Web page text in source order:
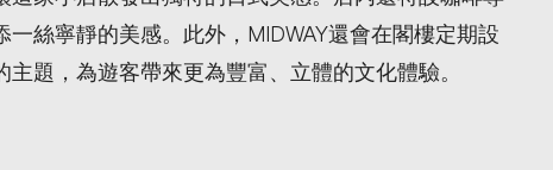
絲寧靜的美感。此外，MIDWAY還會在閣樓定期設
題，為遊客帶來更為豐富、立體的文化體驗。